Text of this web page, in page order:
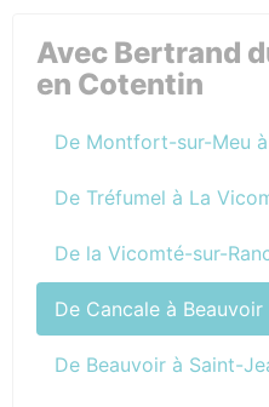
Avec Bertrand
en Cotentin
De Montfort-sur-Meu
De Tréfumel à La
De la Vicomté-sur-
De Cancale à Beauvoir
De Beauvoir à Saint-